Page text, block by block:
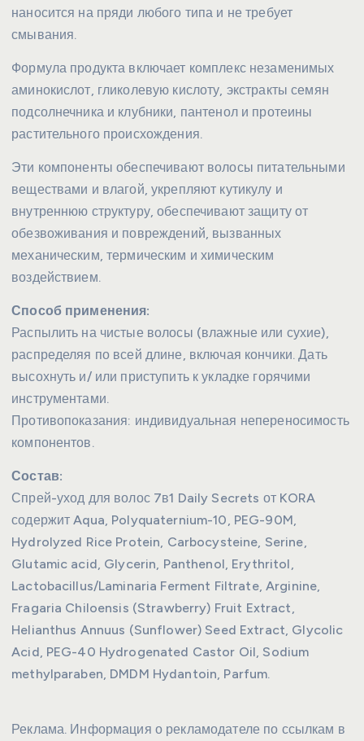
наносится на пряди любого типа и не требует
смывания.
Формула продукта включает комплекс незаменимых
аминокислот, гликолевую кислоту, экстракты семян
подсолнечника и клубники, пантенол и протеины
растительного происхождения.
Эти компоненты обеспечивают волосы питательными
веществами и влагой, укрепляют кутикулу и
внутреннюю структуру, обеспечивают защиту от
обезвоживания и повреждений, вызванных
механическим, термическим и химическим
воздействием.
Способ применения:
Распылить на чистые волосы (влажные или сухие),
распределяя по всей длине, включая кончики. Дать
высохнуть и/ или приступить к укладке горячими
инструментами.
Противопоказания: индивидуальная непереносимость
компонентов.
Состав:
Спрей-уход для волос 7в1 Daily Secrets от KORA
содержит Aqua, Polyquaternium-10, PEG-90M,
Hydrolyzed Rice Protein, Carbocysteine, Serine,
Glutamic acid, Glycerin, Panthenol, Erythritol,
Lactobacillus/Laminaria Ferment Filtrate, Arginine,
Fragaria Chiloensis (Strawberry) Fruit Extract,
Helianthus Annuus (Sunflower) Seed Extract, Glycolic
Acid, PEG-40 Hydrogenated Castor Oil, Sodium
methylparaben, DMDM Hydantoin, Parfum.
Реклама. Информация о рекламодателе по ссылкам в